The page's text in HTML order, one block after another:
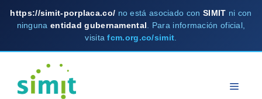
https://simit-porplaca.co/ no está asociado con SIMIT ni con
ninguna entidad gubernamental . Para información oficial,
visitafcm.org.co/simit
content